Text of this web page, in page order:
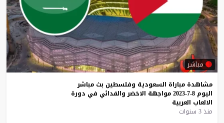
مباشر
مشاهدة مباراة السعودية وفلسطين بث مباشر
اليوم 8-7-2023 مواجهة الاخضر والفدائي في دورة
الالعاب العربية
منذ 3 سنوات